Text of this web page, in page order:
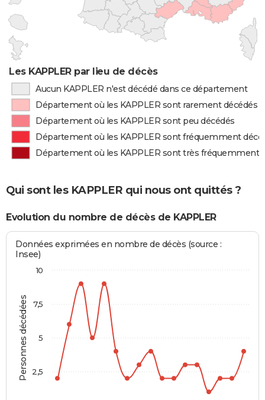
Les KAPPLER par lieu de décès
Aucun KAPPLER n'est décédé dans ce département
Département où les KAPPLER sont rarement décédés
Département où les KAPPLER sont peu décédés
Département où les KAPPLER sont fréquemment
Département où les KAPPLER sont très fréquemment
Qui sont les KAPPLER qui nous ont quittés ?
Evolution du nombre de décès de KAPPLER
Personnes décédées
Données exprimées en nombre de décès (source :
Insee)
2,5
5
7,5
10